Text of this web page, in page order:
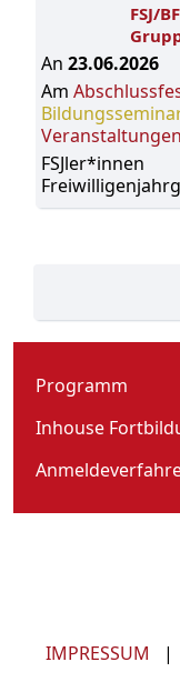
FSJ/
An 23.06.2026
Am
Veranstaltungen
Programm
Inhouse
IMPRESSUM |